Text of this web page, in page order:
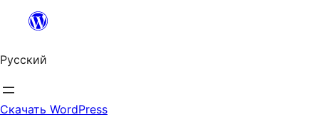
Перейти
содержимому
Русский
Скачать WordPress